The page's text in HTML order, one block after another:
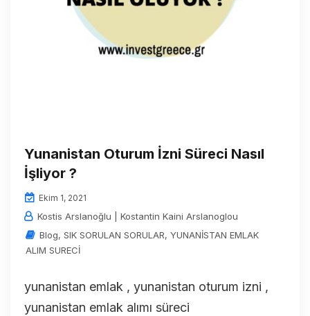
Yunanistan Oturum İzni Süreci Nasıl
İşliyor ?
Ekim 1, 2021
Kostis Arslanoğlu | Kostantin Kaini Arslanoglou
Blog, SIK SORULAN SORULAR, YUNANİSTAN EMLAK
ALIM SURECİ
yunanistan emlak , yunanistan oturum izni ,
yunanistan emlak alımı süreci